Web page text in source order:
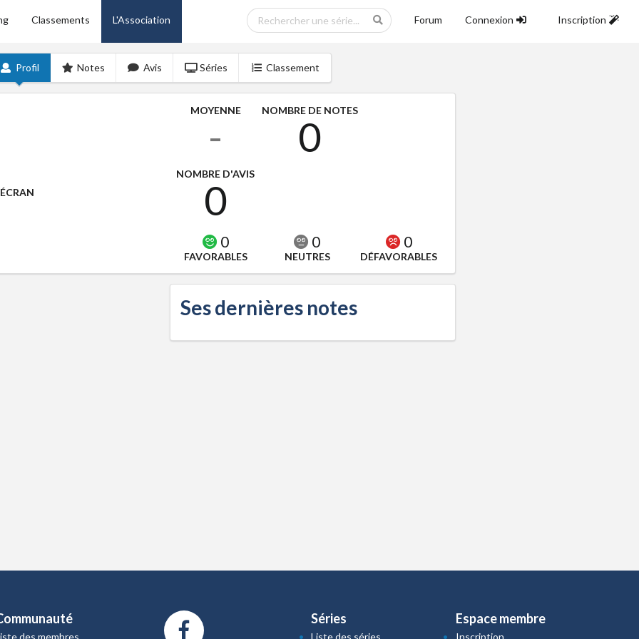
Classements L'Association Forum Connexion Inscription
Profil Notes Avis Séries Classement
MOYENNE
-
NOMBRE DE NOTES
0
NOMBRE D'AVIS
0
0
FAVORABLES
0
NEUTRES
0
DÉFAVORABLES
Ses dernières notes
des membres
Séries
Liste des séries
Espace membre
Inscription